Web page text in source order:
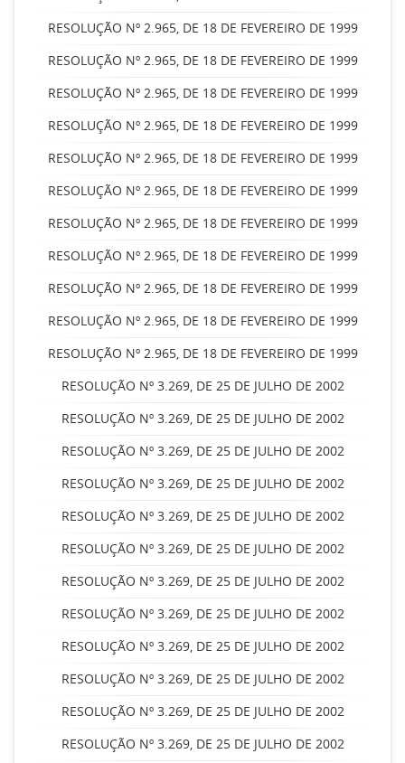
RESOLUÇÃO Nº 2.965, DE 18 DE FEVEREIRO DE 1999
RESOLUÇÃO Nº 2.965, DE 18 DE FEVEREIRO DE 1999
RESOLUÇÃO Nº 2.965, DE 18 DE FEVEREIRO DE 1999
RESOLUÇÃO Nº 2.965, DE 18 DE FEVEREIRO DE 1999
RESOLUÇÃO Nº 2.965, DE 18 DE FEVEREIRO DE 1999
RESOLUÇÃO Nº 2.965, DE 18 DE FEVEREIRO DE 1999
RESOLUÇÃO Nº 2.965, DE 18 DE FEVEREIRO DE 1999
RESOLUÇÃO Nº 2.965, DE 18 DE FEVEREIRO DE 1999
RESOLUÇÃO Nº 2.965, DE 18 DE FEVEREIRO DE 1999
RESOLUÇÃO Nº 2.965, DE 18 DE FEVEREIRO DE 1999
RESOLUÇÃO Nº 2.965, DE 18 DE FEVEREIRO DE 1999
RESOLUÇÃO Nº 3.269, DE 25 DE JULHO DE 2002
RESOLUÇÃO Nº 3.269, DE 25 DE JULHO DE 2002
RESOLUÇÃO Nº 3.269, DE 25 DE JULHO DE 2002
RESOLUÇÃO Nº 3.269, DE 25 DE JULHO DE 2002
RESOLUÇÃO Nº 3.269, DE 25 DE JULHO DE 2002
RESOLUÇÃO Nº 3.269, DE 25 DE JULHO DE 2002
RESOLUÇÃO Nº 3.269, DE 25 DE JULHO DE 2002
RESOLUÇÃO Nº 3.269, DE 25 DE JULHO DE 2002
RESOLUÇÃO Nº 3.269, DE 25 DE JULHO DE 2002
RESOLUÇÃO Nº 3.269, DE 25 DE JULHO DE 2002
RESOLUÇÃO Nº 3.269, DE 25 DE JULHO DE 2002
RESOLUÇÃO Nº 3.269, DE 25 DE JULHO DE 2002